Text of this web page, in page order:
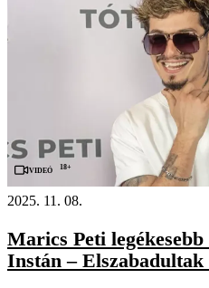
Videó 18+
2025. 11. 08.
Marics Peti
Instán –